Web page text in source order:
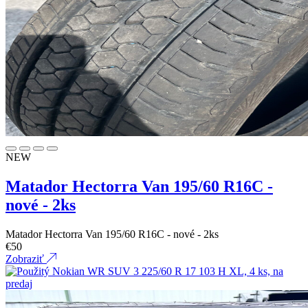
NEW
Matador Hectorra Van 195/60 R16C -
nové - 2ks
Matador Hectorra Van 195/60 R16C - nové - 2ks
€50
Zobraziť